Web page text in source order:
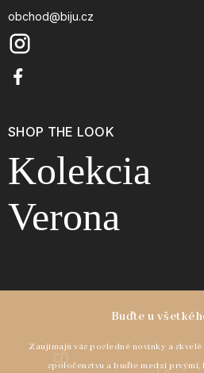
obchod@biju.cz
SHOP THE LOOK
Kolekcia
Verona